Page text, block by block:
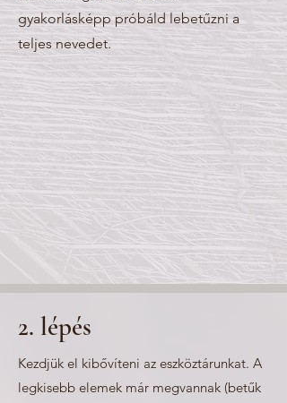
gyakorlásképp próbáld lebetűzni a
teljes nevedet.
2. lépés
Kezdjük el kibővíteni az eszköztárunkat. A
legkisebb elemek már megvannak (betűk